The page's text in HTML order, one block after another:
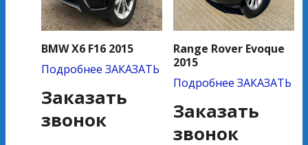
BMW X6 F16 2015
Подробнее ЗАКАЗАТЬ
Заказать
звонок
Range Rover Evoque
2015
Подробнее ЗАКАЗАТЬ
Заказать
звонок